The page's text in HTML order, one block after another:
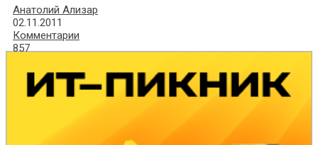
Анатолий Ализар
02.11.2011
Комментарии
857